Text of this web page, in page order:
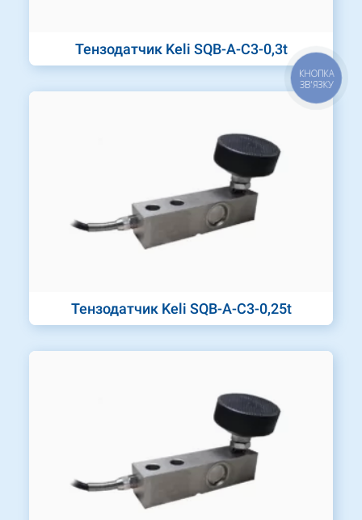
Тензодатчик Keli SQB-A-C3-0,3t
Тензодатчик Keli SQB-A-C3-0,25t